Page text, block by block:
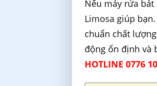
Nếu máy rửa bát
Limosa giúp
chuẩn chất
động ổn định và
HOTLINE 0776